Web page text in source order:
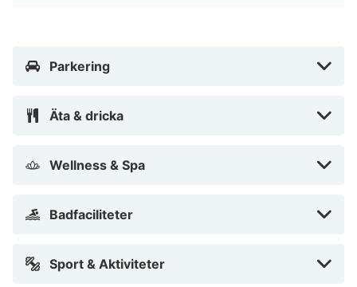
Parkering
Äta & dricka
Wellness & Spa
Badfaciliteter
Sport & Aktiviteter